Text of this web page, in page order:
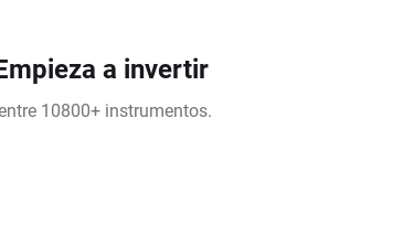
a invertir
10800+ instrumentos.